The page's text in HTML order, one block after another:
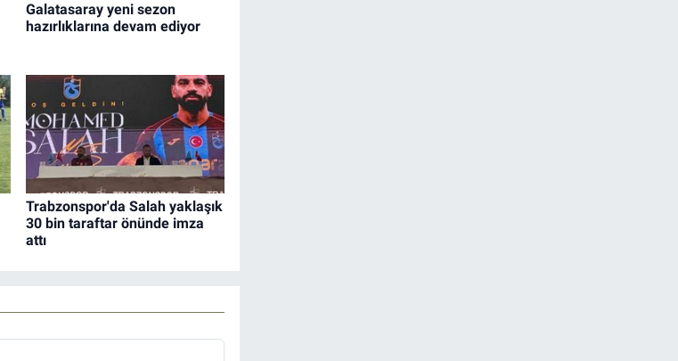
Galatasaray yeni sezon
hazırlıklarına devam ediyor
Trabzonspor'da Salah yaklaşık
30 bin taraftar önünde imza
attı